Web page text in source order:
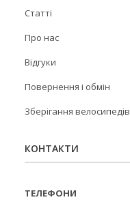
Статті
Про нас
Відгуки
Повернення і обмін
Зберігання велосипедів
КОНТАКТИ